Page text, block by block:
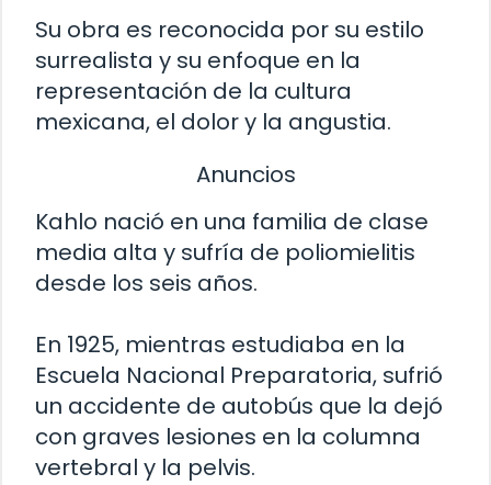
Su obra es reconocida por su estilo
surrealista y su enfoque en la
representación de la cultura
mexicana, el dolor y la angustia.
Anuncios
Kahlo nació en una familia de clase
media alta y sufría de poliomielitis
desde los seis años.
En 1925, mientras estudiaba en la
Escuela Nacional Preparatoria, sufrió
un accidente de autobús que la dejó
con graves lesiones en la columna
vertebral y la pelvis.